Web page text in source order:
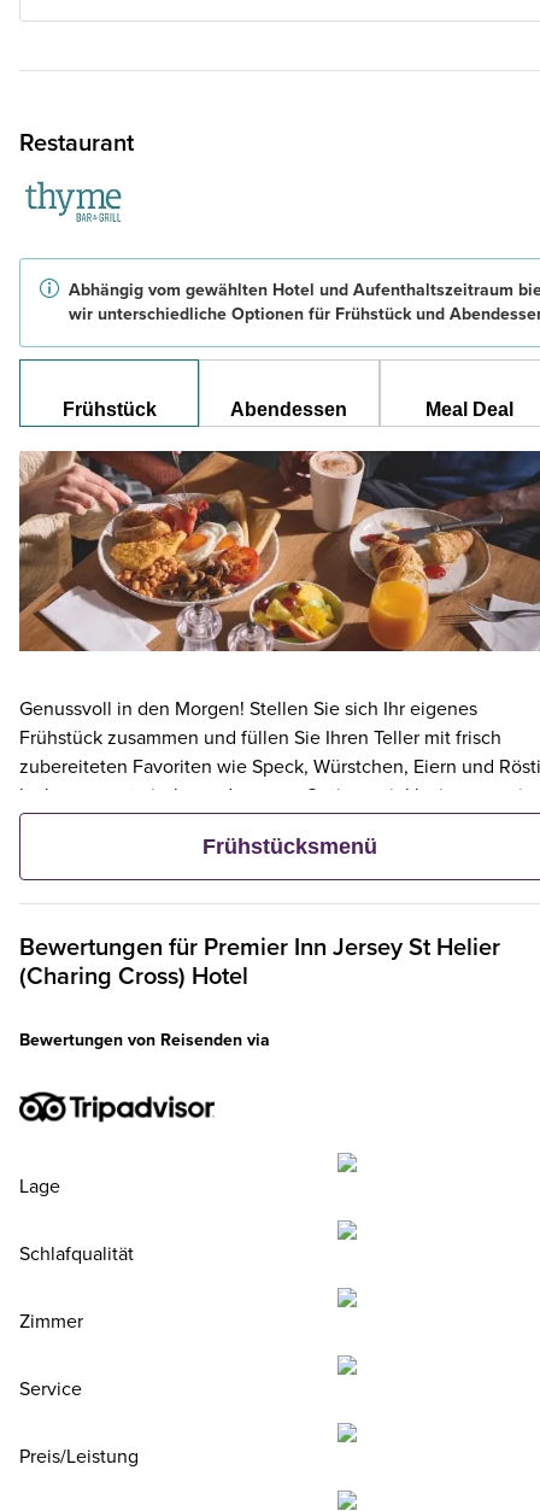
Restaurant
Abhängig vom gewählten Hotel und Aufenthaltszeitraum
wir unterschiedliche Optionen für Frühstück und
Frühstück Abendessen Meal Deal
Genussvoll in den Morgen! Stellen Sie sich Ihr eigenes
Frühstück zusammen und füllen Sie Ihren Teller mit frisch
zubereiteten Favoriten wie Speck, Würstchen, Eiern und
leckere vegetarische und vegane Optionen inklusive – sowie
kontinentalen Köstlichkeiten wie Obst, Müsli und frischem
Gebäck. Und wenn ein Erwachsener ein Premier Inn-
bestellt, frühstücken bis zu zwei Kinder kostenlos mit.**
Frühstücksmenü
Bewertungen für Premier Inn Jersey St Helier
(Charing Cross) Hotel
Bewertungen von Reisenden via
Lage
Schlafqualität
Zimmer
Service
Preis/Leistung